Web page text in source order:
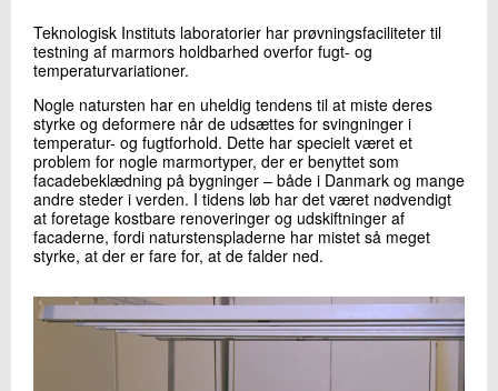
Jeg er din kontaktperson
Ricardo Antonio Barbosa
Sektionsleder
Beton
+45 72 20 11 96
Send e-mail
Skriv til mig
Teknologisk Instituts laboratorier har prøvningsfaciliteter til
testning af marmors holdbarhed overfor fugt- og
temperaturvariationer.
Nogle natursten har en uheldig tendens til at miste deres
styrke og deformere når de udsættes for svingninger i
temperatur- og fugtforhold. Dette har specielt været et
problem for nogle marmortyper, der er benyttet som
facadebeklædning på bygninger – både i Danmark og mange
andre steder i verden. I tidens løb har det været nødvendigt
at foretage kostbare renoveringer og udskiftninger af
facaderne, fordi naturstenspladerne har mistet så meget
styrke, at der er fare for, at de falder ned.